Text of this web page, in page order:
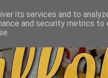
its services and to
and security metrics